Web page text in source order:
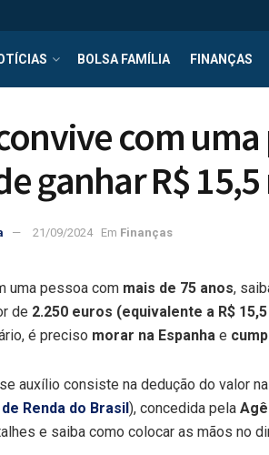
BOLSA FAMÍLIA FINANÇAS
com
ganhar R$
21/09/2024 Em Finanças
uma pessoa com mais de 75 anos,
de 2.250 euros (equivalente a R$
é preciso morar na Espanha e
auxílio consiste na dedução do valor na
Renda do Brasil), concedida pela
e saiba como colocar as mãos no